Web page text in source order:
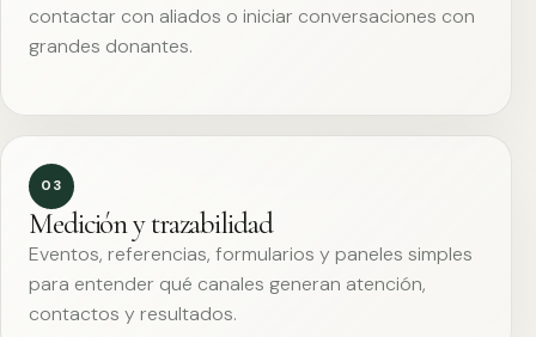
contactar con aliados o iniciar conversaciones con
grandes donantes.
03
Medición y trazabilidad
Eventos, referencias, formularios y paneles simples
para entender qué canales generan atención,
contactos y resultados.